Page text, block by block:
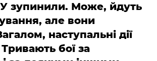
зупинили. Може, йдуть
але вони
наступальні дії
бої за